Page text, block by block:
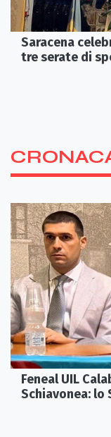
Saracena
tre serate di
Feneal UIL
Schiavonea: